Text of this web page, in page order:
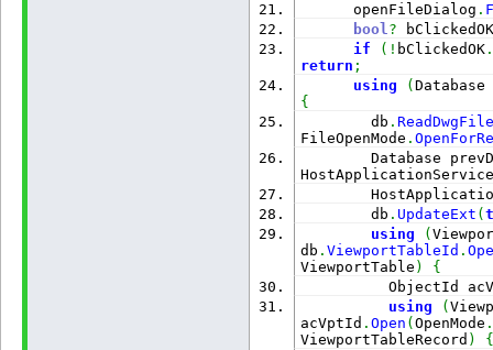
openFileDialog .
bool?
if
( ! bClickedOK
return ;
using
(
{
db .
FileOpenMode .
Database
db . UpdateExt (
using
(
db .ViewportTableId .
ViewportTable )
{
ObjectId
using
(
acVptId .Open (OpenMode
ViewportTableRecord )